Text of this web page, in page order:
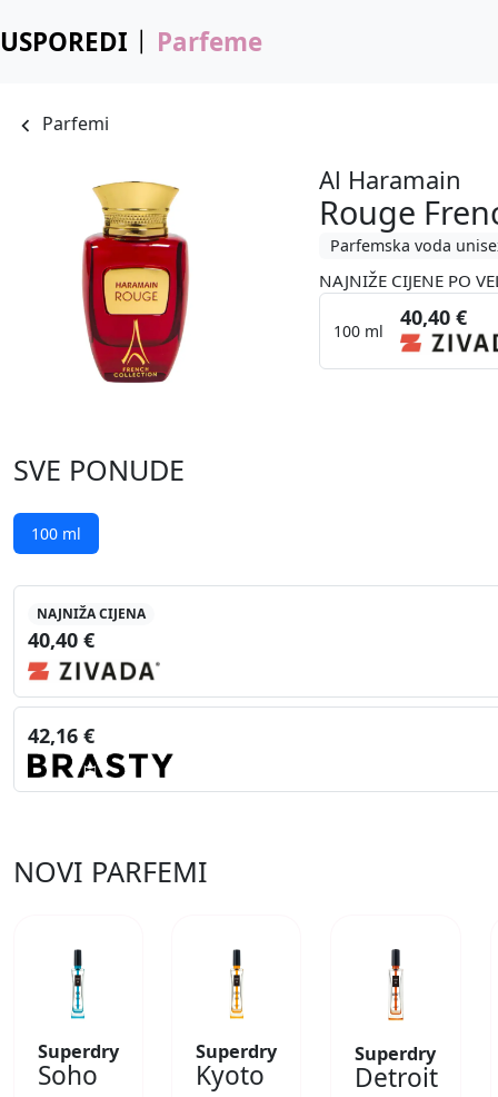
USPOREDI Parfeme
Parfemi
Al Haramain
Rouge
Parfemska voda
NAJNIŽE CIJENE PO
100 ml
40,40 €
SVE PONUDE
100 ml
NAJNIŽA CIJENA
40,40 €
42,16 €
NOVI PARFEMI
Superdry
Soho
Superdry
Kyoto
Superdry
Detroit